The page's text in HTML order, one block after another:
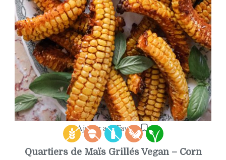
Ajouter aux Favoris
Quartiers de Maïs Grillés Vegan – Corn